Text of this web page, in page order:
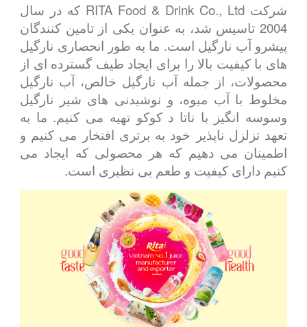
شرکت RITA Food & Drink Co., Ltd که در سال
2004 تاسیس شد، به عنوان یکی از تامین کنندگان
پیشرو آب نارگیل است. ما به طور انحصاری نارگیل
های با کیفیت بالا را برای ایجاد طیف گسترده ای از
محصولات، از جمله آب نارگیل خالص، آب نارگیل
مخلوط با آب میوه، و نوشیدنی های شیر نارگیل
وسوسه انگیز با ناتا د کوکو تهیه می کنیم. ما به
تعهد تزلزل ناپذیر خود به برتری افتخار می کنیم و
اطمینان می دهیم که هر محصولی که ایجاد می
کنیم دارای کیفیت و طعم بی نظیری است.